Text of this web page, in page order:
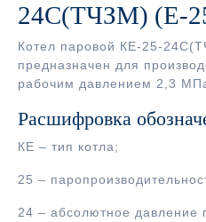
24С(ТЧЗМ) (Е-
Котел паровой КЕ-25-
предназначен для
рабочим давлением 2,3
Расшифровка
КЕ – тип котла;
25 –
24 – абсолютное давление